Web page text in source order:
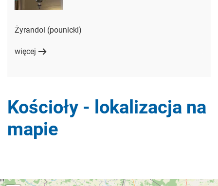
Żyrandol (pounicki)
więcej
Kościoły - lokalizacja na
mapie